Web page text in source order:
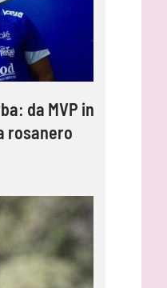
da MVP in
rosanero